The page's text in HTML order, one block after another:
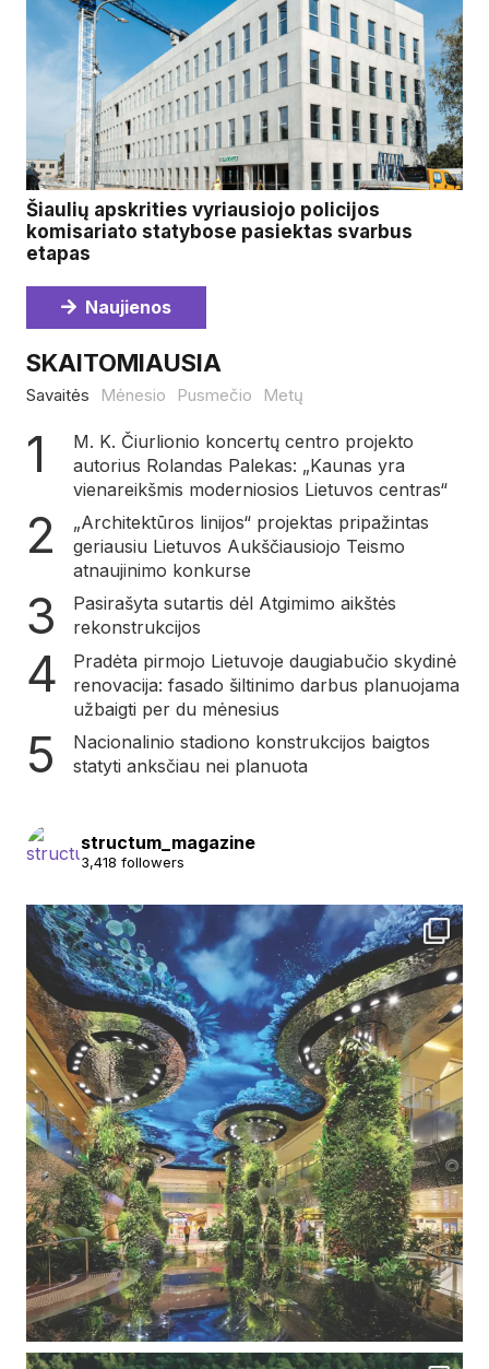
Šiaulių apskrities vyriausiojo policijos
komisariato statybose pasiektas svarbus
etapas
Naujienos
SKAITOMIAUSIA
Savaitės Mėnesio Pusmečio Metų
M. K. Čiurlionio koncertų centro projekto
autorius Rolandas Palekas: „Kaunas yra
vienareikšmis moderniosios Lietuvos centras“
„Architektūros linijos“ projektas pripažintas
geriausiu Lietuvos Aukščiausiojo Teismo
atnaujinimo konkurse
Pasirašyta sutartis dėl Atgimimo aikštės
rekonstrukcijos
Pradėta pirmojo Lietuvoje daugiabučio skydinė
renovacija: fasado šiltinimo darbus planuojama
užbaigti per du mėnesius
Nacionalinio stadiono konstrukcijos baigtos
statyti anksčiau nei planuota
structum_magazine
3,418 followers